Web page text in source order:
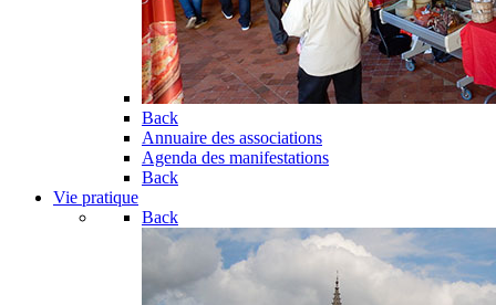
Back
Annuaire des associations
Agenda des manifestations
Back
Vie pratique
Back